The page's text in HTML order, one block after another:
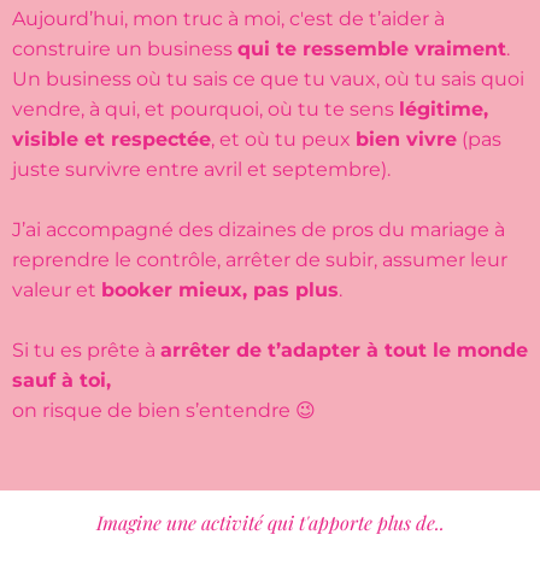
Aujourd’hui, mon truc à moi, c'est de t’aider à
construire un business qui te ressemble vraiment.
Un business où tu sais ce que tu vaux, où tu sais quoi
vendre, à qui, et pourquoi, où tu te sens légitime,
visible et respectée, et où tu peux bien vivre (pas
juste survivre entre avril et septembre).
J’ai accompagné des dizaines de pros du mariage à
reprendre le contrôle, arrêter de subir, assumer leur
valeur et booker mieux, pas plus.
Si tu es prête à arrêter de t’adapter à tout le monde
sauf à toi,
on risque de bien s’entendre 😉
Imagine une activité qui t'apporte plus de..